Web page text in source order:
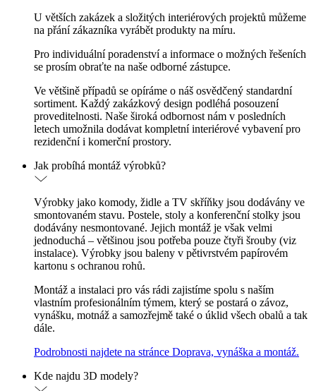
U větších zakázek a složitých interiérových projektů můžeme
na přání zákazníka vyrábět produkty na míru.
Pro individuální poradenství a informace o možných řešeních
se prosím obraťte na naše odborné zástupce.
Ve většině případů se opíráme o náš osvědčený standardní
sortiment. Každý zakázkový design podléhá posouzení
proveditelnosti. Naše široká odbornost nám v posledních
letech umožnila dodávat kompletní interiérové vybavení pro
rezidenční i komerční prostory.
Jak probíhá montáž výrobků?
Výrobky jako komody, židle a TV skříňky jsou dodávány ve
smontovaném stavu. Postele, stoly a konferenční stolky jsou
dodávány nesmontované. Jejich montáž je však velmi
jednoduchá – většinou jsou potřeba pouze čtyři šrouby (viz
instalace). Výrobky jsou baleny v pětivrstvém papírovém
kartonu s ochranou rohů.
Montáž a instalaci pro vás rádi zajistíme spolu s naším
vlastním profesionálním týmem, který se postará o závoz,
vynášku, motnáž a samozřejmě také o úklid všech obalů a tak
dále.
Podrobnosti najdete na stránce Doprava, vynáška a montáž.
Kde najdu 3D modely?